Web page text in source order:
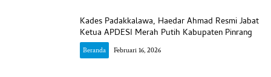
Kades Padakkalawa, Haedar Ahmad Resmi Jabat
Ketua APDESI Merah Putih Kabupaten Pinrang
Beranda Februari 16, 2026